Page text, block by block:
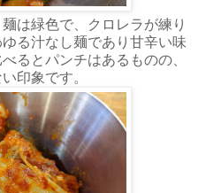
は緑色で、クロレラが練り
る汁なし麺であり甘辛い味
るとパンチはあるものの、
印象です。